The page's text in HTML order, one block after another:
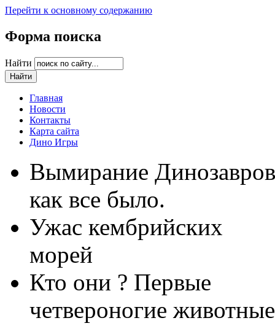
Перейти к основному содержанию
Форма поиска
Найти
Главная
Новости
Контакты
Карта сайта
Дино Игры
Вымирание Динозавров
как все было.
Ужас кембрийских
морей
Кто они ? Первые
четвероногие животные